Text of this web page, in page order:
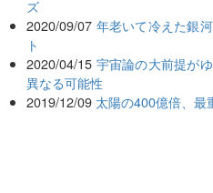
ズ
2020/09/07 年老いて冷えた銀
ト
2020/04/15 宇宙論の大前提が
異なる可能性
2019/12/09 太陽の400億倍、最